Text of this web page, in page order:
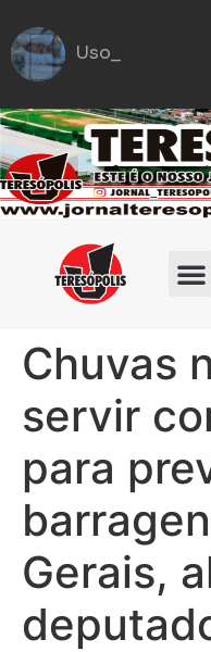
Uso excessivo
Chuvas
servir
para
Gerais,